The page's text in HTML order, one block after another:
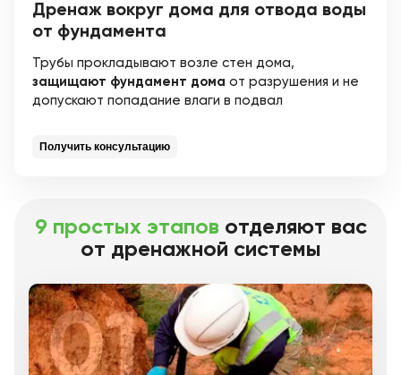
Дренаж вокруг дома для отвода воды
от фундамента
Трубы прокладывают возле стен дома,
защищают фундамент дома от разрушения и не
допускают попадание влаги в подвал
Получить консультацию
9 простых этапов отделяют вас
от дренажной системы